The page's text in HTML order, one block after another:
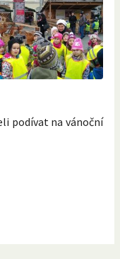
podívat na vánoční